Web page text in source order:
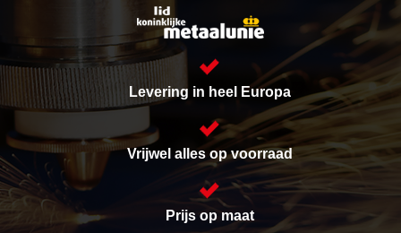
Levering in heel Europa
Vrijwel alles op voorraad
Prijs op maat